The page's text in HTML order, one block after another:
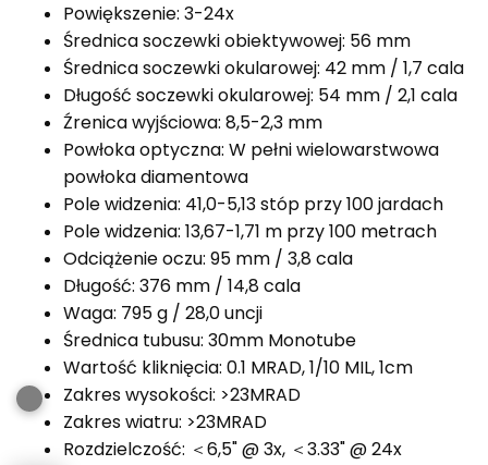
Powiększenie: 3-24x
Średnica soczewki obiektywowej: 56 mm
Średnica soczewki okularowej: 42 mm / 1,7 cala
Długość soczewki okularowej: 54 mm / 2,1 cala
Źrenica wyjściowa: 8,5-2,3 mm
Powłoka optyczna: W pełni wielowarstwowa
powłoka diamentowa
Pole widzenia: 41,0-5,13 stóp przy 100 jardach
Pole widzenia: 13,67-1,71 m przy 100 metrach
Odciążenie oczu: 95 mm / 3,8 cala
Długość: 376 mm / 14,8 cala
Waga: 795 g / 28,0 uncji
Średnica tubusu: 30mm Monotube
Wartość kliknięcia: 0.1 MRAD, 1/10 MIL, 1cm
Zakres wysokości: >23MRAD
Zakres wiatru: >23MRAD
Rozdzielczość: ＜6,5" @ 3x, ＜3.33" @ 24x